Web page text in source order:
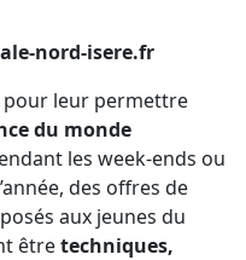
nord-isere.fr
pour leur permettre
du monde
les week-ends ou
des offres de
aux jeunes du
êtretechniques,